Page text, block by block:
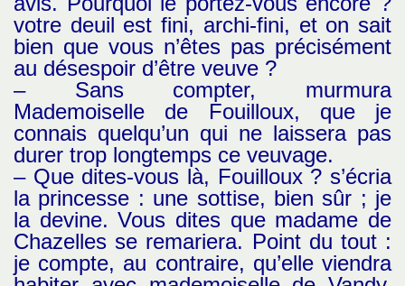
votre deuil est fini, archi-fini, et on sait
bien que vous n’êtes pas précisément
au désespoir d’être veuve ?
– Sans compter, murmura
Mademoiselle de Fouilloux, que je
connais quelqu’un qui ne laissera pas
durer trop longtemps ce veuvage.
– Que dites-vous là, Fouilloux ? s’écria
la princesse : une sottise, bien sûr ; je
la devine. Vous dites que madame de
Chazelles se remariera. Point du tout :
je compte, au contraire, qu’elle viendra